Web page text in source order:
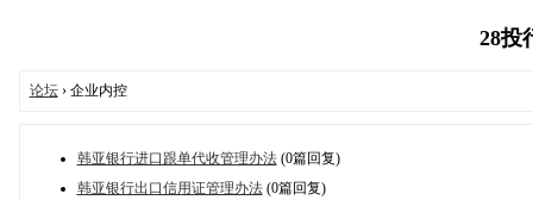
28投
论坛› 企业内控
韩亚银行进口跟单代收管理办法(0篇回复)
韩亚银行出口信用证管理办法(0篇回复)